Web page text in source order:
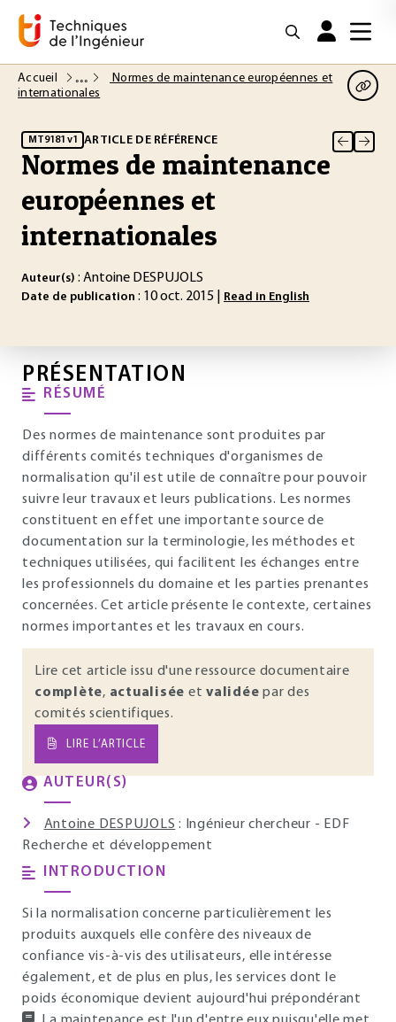
Accueil
Normes de maintenance européennes et
internationales
MT9181 v1 ARTICLE DE RÉFÉRENCE
Normes de maintenance
européennes et
internationales
Auteur(s) : Antoine DESPUJOLS
Date de publication : 10 oct. 2015 | Read in English
PRÉSENTATION
RÉSUMÉ
Des normes de maintenance sont produites par
différents comités techniques d'organismes de
normalisation qu'il est utile de connaître pour pouvoir
suivre leur travaux et leurs publications. Les normes
constituent en effet une importante source de
documentation sur la terminologie, les méthodes et
techniques utilisées, qui facilitent les échanges entre
les professionnels du domaine et les parties prenantes
concernées. Cet article présente le contexte, certaines
normes importantes et les travaux en cours.
Lire cet article issu d'une ressource documentaire
complète, actualisée et validée par des
comités scientifiques.
LIRE L’ARTICLE
AUTEUR(S)
Antoine DESPUJOLS : Ingénieur chercheur - EDF
Recherche et développement
INTRODUCTION
Si la normalisation concerne particulièrement les
produits auxquels elle confère des niveaux de
confiance vis-à-vis des utilisateurs, elle intéresse
également, et de plus en plus, les services dont le
poids économique devient aujourd'hui prépondérant